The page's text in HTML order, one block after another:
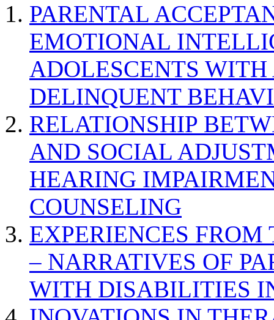
PARENTAL
EMOTIONAL
ADOLESCENTS
DELINQUENT
RELATIONSHIP
AND SOCIAL
HEARING
COUNSELING
EXPERIENCES
– NARRATIVES OF
WITH DISABILITIES